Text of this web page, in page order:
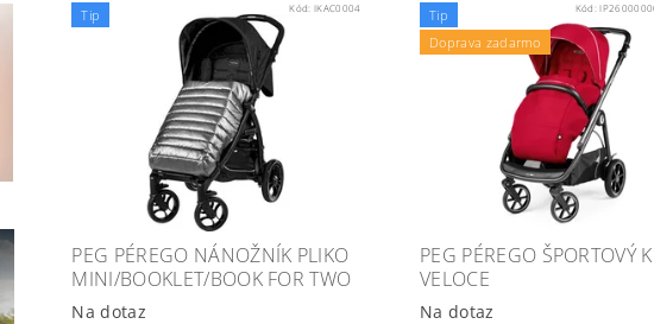
Tip Kód: IKAC0004
PEG PÉREGO NÁNOŽNÍK PLIKO
MINI/BOOKLET/BOOK FOR TWO
Na dotaz
Tip
Doprava zadarmo
Kód:
PEG PÉREGO ŠPORTOVÝ
VELOCE
Na dotaz